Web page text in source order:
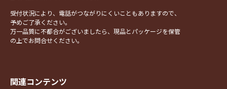
受付状況により、電話がつながりにくいこともありますので、
予めご了承ください。
万一品質に不都合がございましたら、現品とパッケージを保管
の上でお問合せください。
関連コンテンツ